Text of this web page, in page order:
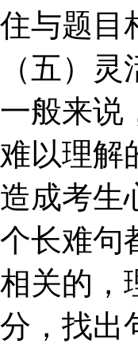
住与题目
（五）
一般来说
难以理解
造成考生
个长难句
相关的，
分，找出